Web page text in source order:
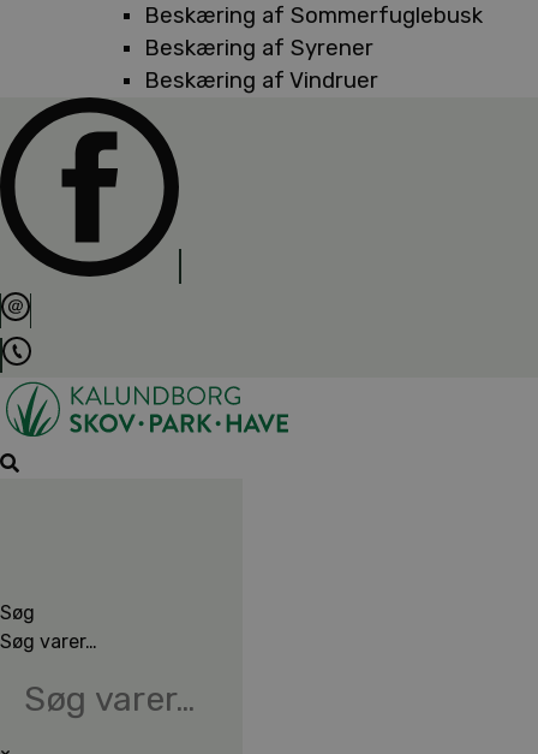
Beskæring af Sommerfuglebusk
Beskæring af Syrener
Beskæring af Vindruer
Søg
Søg varer…